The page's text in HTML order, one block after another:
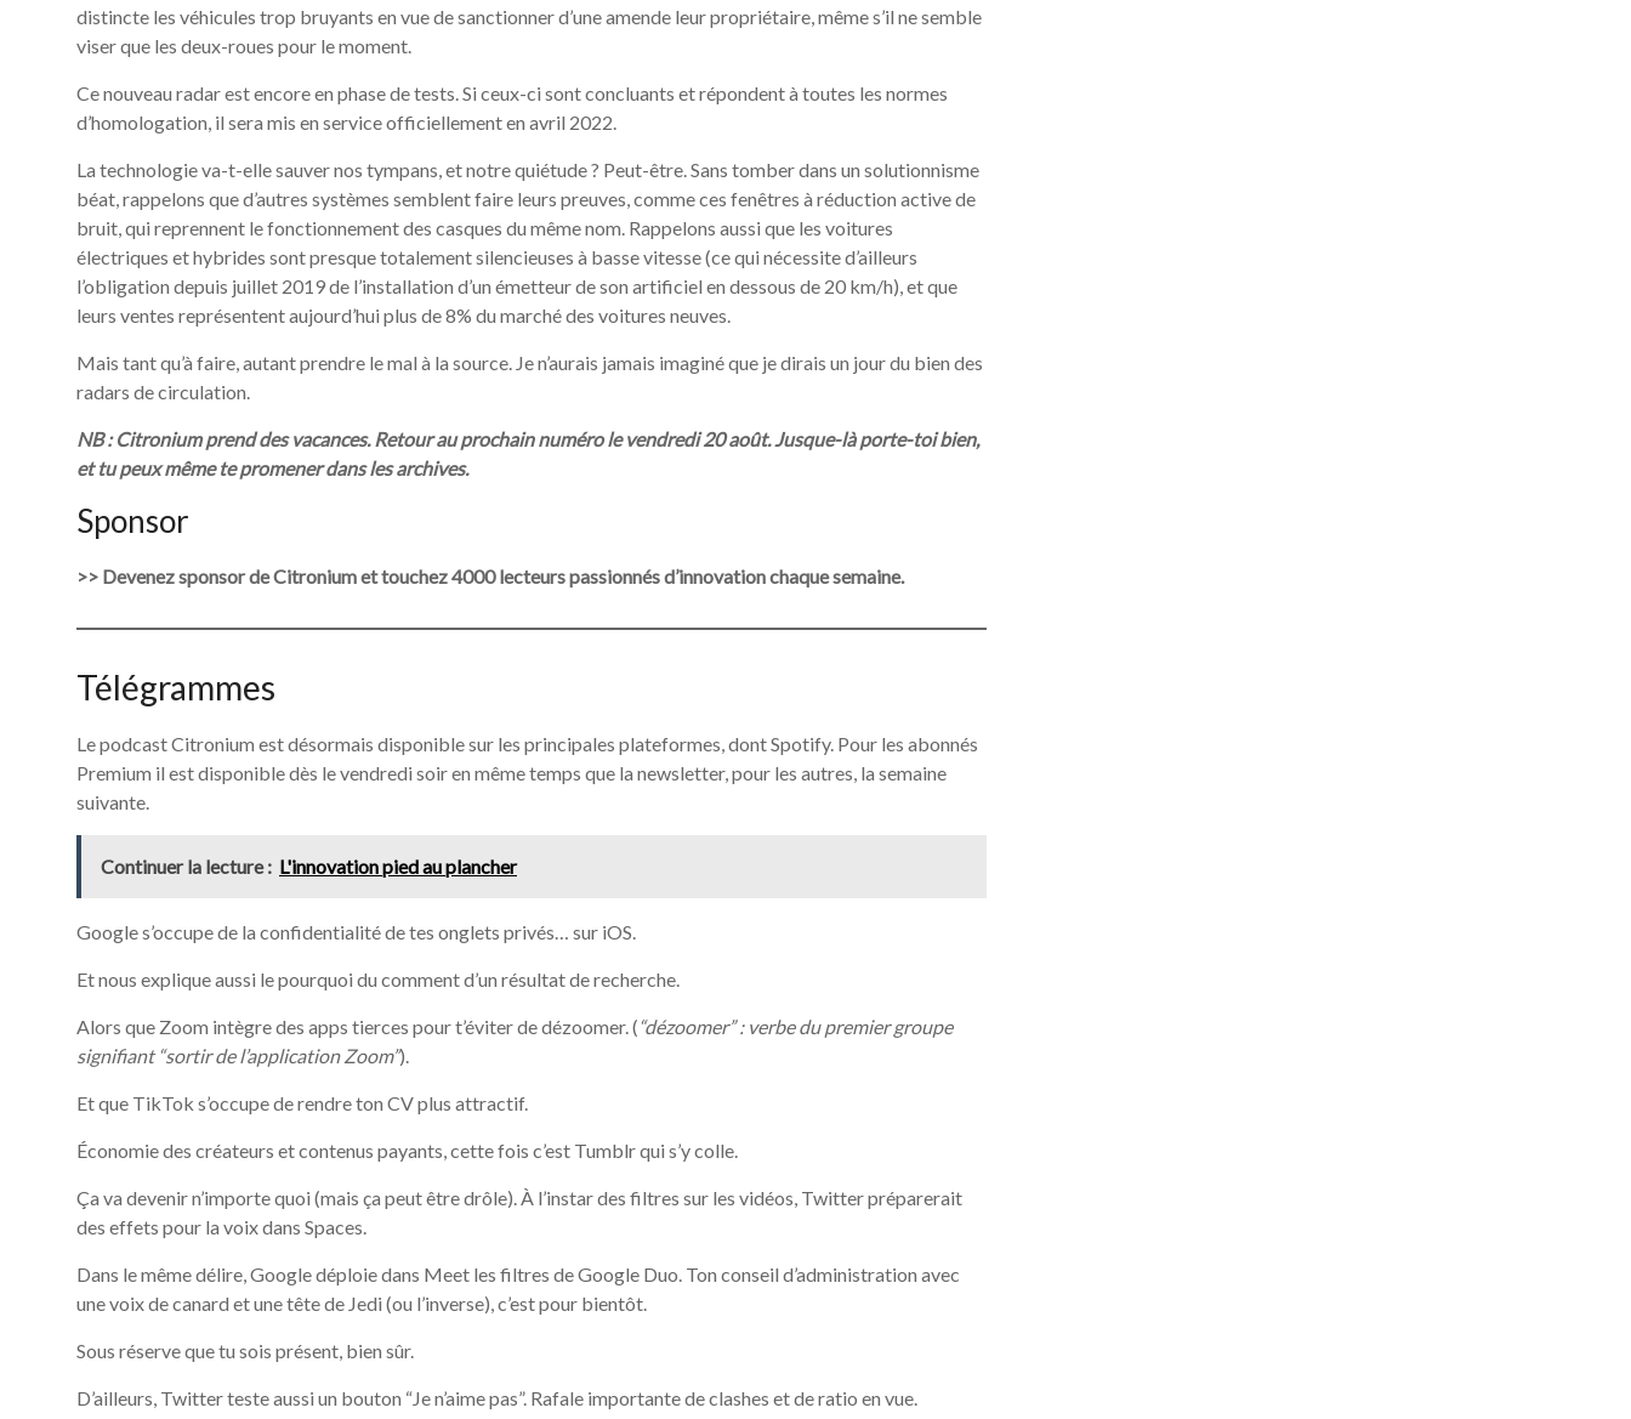
distincte les véhicules trop bruyants en vue de sanctionner d’une amende leur propriétaire, même s’il ne semble
viser que les deux-roues pour le moment.
Ce nouveau radar est encore en phase de tests. Si ceux-ci sont concluants et répondent à toutes les normes
d’homologation, il sera mis en service officiellement en avril 2022.
La technologie va-t-elle sauver nos tympans, et notre quiétude ? Peut-être. Sans tomber dans un solutionnisme
béat, rappelons que d’autres systèmes semblent faire leurs preuves, comme ces fenêtres à réduction active de
bruit, qui reprennent le fonctionnement des casques du même nom. Rappelons aussi que les voitures
électriques et hybrides sont presque totalement silencieuses à basse vitesse (ce qui nécessite d’ailleurs
l’obligation depuis juillet 2019 de l’installation d’un émetteur de son artificiel en dessous de 20 km/h), et que
leurs ventes représentent aujourd’hui plus de 8% du marché des voitures neuves.
Mais tant qu’à faire, autant prendre le mal à la source. Je n’aurais jamais imaginé que je dirais un jour du bien des
radars de circulation.
NB : Citronium prend des vacances. Retour au prochain numéro le vendredi 20 août. Jusque-là porte-toi bien,
et tu peux même te promener dans les archives.
Sponsor
>> Devenez sponsor de Citronium et touchez 4000 lecteurs passionnés d’innovation chaque semaine.
Télégrammes
Le podcast Citronium est désormais disponible sur les principales plateformes, dont Spotify. Pour les abonnés
Premium il est disponible dès le vendredi soir en même temps que la newsletter, pour les autres, la semaine
suivante.
Continuer la lecture : L'innovation pied au plancher
Google s’occupe de la confidentialité de tes onglets privés… sur iOS.
Et nous explique aussi le pourquoi du comment d’un résultat de recherche.
Alors que Zoom intègre des apps tierces pour t’éviter de dézoomer. ( “dézoomer” : verbe du premier groupe
signifiant “sortir de l’application Zoom”).
Et que TikTok s’occupe de rendre ton CV plus attractif.
Économie des créateurs et contenus payants, cette fois c’est Tumblr qui s’y colle.
Ça va devenir n’importe quoi (mais ça peut être drôle). À l’instar des filtres sur les vidéos, Twitter préparerait
des effets pour la voix dans Spaces.
Dans le même délire, Google déploie dans Meet les filtres de Google Duo. Ton conseil d’administration avec
une voix de canard et une tête de Jedi (ou l’inverse), c’est pour bientôt.
Sous réserve que tu sois présent, bien sûr.
D’ailleurs, Twitter teste aussi un bouton “Je n’aime pas”. Rafale importante de clashes et de ratio en vue.